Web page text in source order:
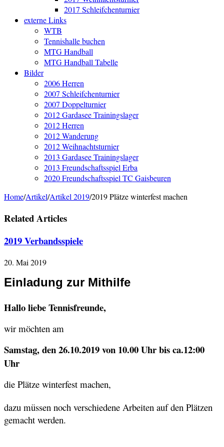
2017 Schleifchenturnier
externe Links
WTB
Tennishalle buchen
MTG Handball
MTG Handball Tabelle
Bilder
2006 Herren
2007 Schleifchenturnier
2007 Doppelturnier
2012 Gardasee Trainingslager
2012 Herren
2012 Wanderung
2012 Weihnachtsturnier
2013 Gardasee Trainingslager
2013 Freundschaftsspiel Erba
2020 Freundschaftsspiel TC Gaisbeuren
Home/Artikel/Artikel 2019/2019 Plätze winterfest machen
Related Articles
2019 Verbandsspiele
20. Mai 2019
Einladung zur Mithilfe
Hallo liebe Tennisfreunde,
wir möchten am
Samstag, den 26.10.2019 von 10.00 Uhr bis ca.12:00
Uhr
die Plätze winterfest machen,
dazu müssen noch verschiedene Arbeiten auf den Plätzen
gemacht werden.